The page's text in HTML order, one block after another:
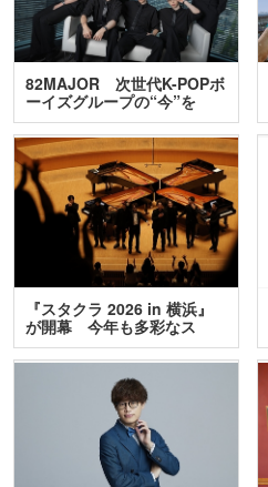
82MAJOR 次世代K-POPボ
ーイズグループの“今”を
訊…
『スタクラ 2026 in 横浜』
が開幕 今年も多彩なス
テ…